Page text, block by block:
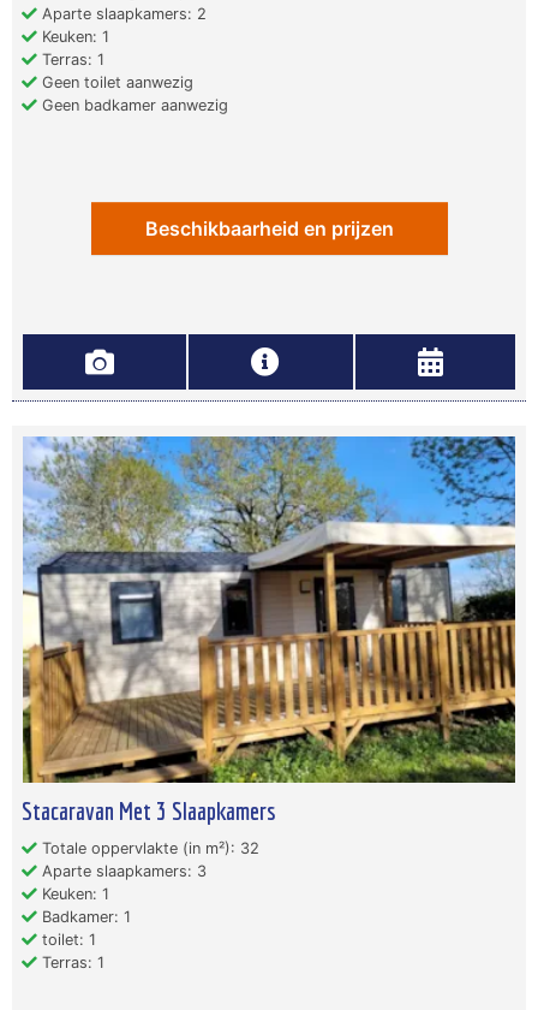
Aparte slaapkamers: 2
Keuken: 1
Terras: 1
Geen toilet aanwezig
Geen badkamer aanwezig
Beschikbaarheid en prijzen
Stacaravan Met 3 Slaapkamers
Totale oppervlakte (in m²): 32
Aparte slaapkamers: 3
Keuken: 1
Badkamer: 1
toilet: 1
Terras: 1